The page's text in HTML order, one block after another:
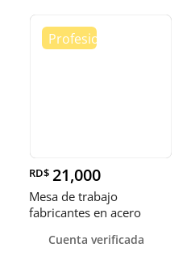
RD$ 21,000
Mesa de trabajo
fabricantes en acero
Cuenta verificada